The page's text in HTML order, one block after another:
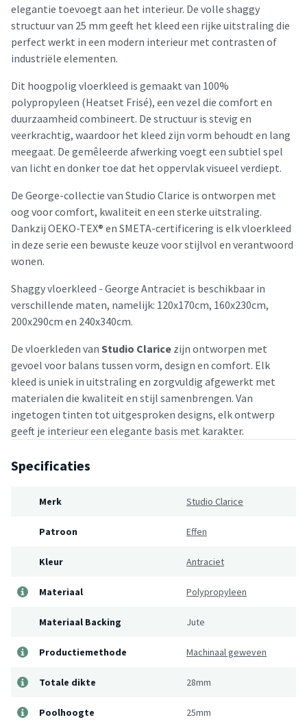
elegantie toevoegt aan het interieur. De volle shaggy
structuur van 25 mm geeft het kleed een rijke uitstraling die
perfect werkt in een modern interieur met contrasten of
industriële elementen.
Dit hoogpolig vloerkleed is gemaakt van 100%
polypropyleen (Heatset Frisé), een vezel die comfort en
duurzaamheid combineert. De structuur is stevig en
veerkrachtig, waardoor het kleed zijn vorm behoudt en lang
meegaat. De gemêleerde afwerking voegt een subtiel spel
van licht en donker toe dat het oppervlak visueel verdiept.
De George-collectie van Studio Clarice is ontworpen met
oog voor comfort, kwaliteit en een sterke uitstraling.
Dankzij OEKO-TEX® en SMETA-certificering is elk vloerkleed
in deze serie een bewuste keuze voor stijlvol en verantwoord
wonen.
Shaggy vloerkleed - George Antraciet is beschikbaar in
verschillende maten, namelijk: 120x170cm, 160x230cm,
200x290cm en 240x340cm.
De vloerkleden van Studio Clarice zijn ontworpen met
gevoel voor balans tussen vorm, design en comfort. Elk
kleed is uniek in uitstraling en zorgvuldig afgewerkt met
materialen die kwaliteit en stijl samenbrengen. Van
ingetogen tinten tot uitgesproken designs, elk ontwerp
geeft je interieur een elegante basis met karakter.
Specificaties
Merk Studio Clarice
Patroon Effen
Kleur Antraciet
Materiaal Polypropyleen
Materiaal Backing Jute
Productiemethode Machinaal geweven
Totale dikte 28mm
Poolhoogte 25mm